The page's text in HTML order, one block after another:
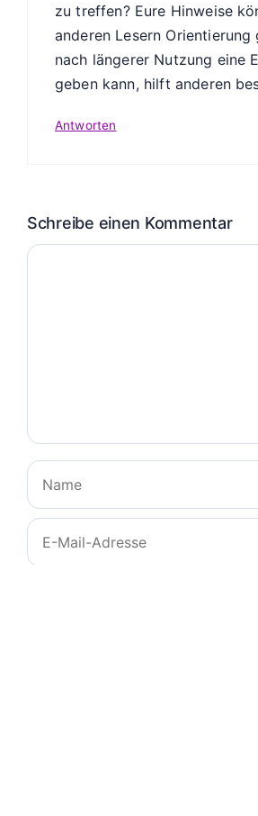
zu treffen? Eure Hinweise
anderen Lesern Orientierung
nach längerer Nutzung eine
geben kann, hilft anderen
Antworten
Schreibe einen Kommentar
Kommentar
Name
E-
Mail-